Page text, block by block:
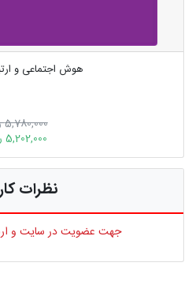
هوش اجتماعی و
5,780,000 ریال
5,202,000 ریال
نظرات
جهت عضویت در سایت و